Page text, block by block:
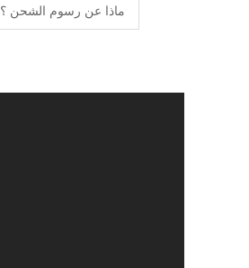
ماذا عن رسوم الشحن ؟